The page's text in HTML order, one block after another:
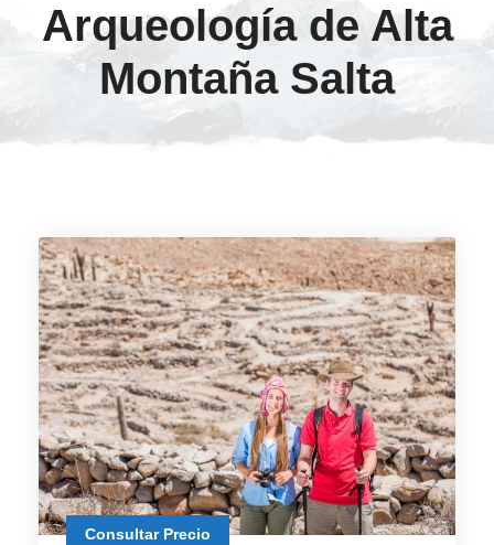
Arqueología de Alta
Montaña Salta
Consultar Precio